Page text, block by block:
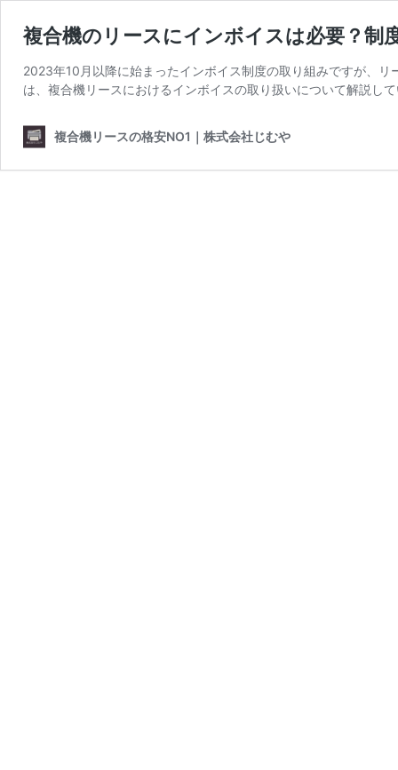
複合機のリースにインボイスは必要？制
2023年10月以降に始まったインボイス制度の取り組みですが、
は、複合機リースにおけるインボイスの取り扱いについて解説し
複合機リースの格安NO1｜株式会社じむや